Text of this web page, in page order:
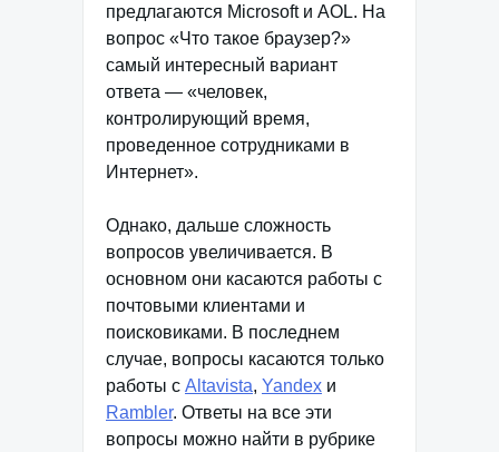
предлагаются Microsoft и AOL. На
вопрос «Что такое браузер?»
самый интересный вариант
ответа — «человек,
контролирующий время,
проведенное сотрудниками в
Интернет».
Однако, дальше сложность
вопросов увеличивается. В
основном они касаются работы с
почтовыми клиентами и
поисковиками. В последнем
случае, вопросы касаются только
работы с Altavista, Yandex и
Rambler. Ответы на все эти
вопросы можно найти в рубрике